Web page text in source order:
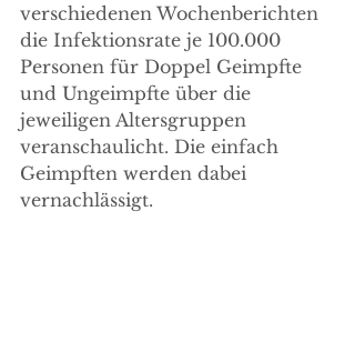
verschiedenen Wochenberichten
die Infektionsrate je 100.000
Personen für Doppel Geimpfte
und Ungeimpfte über die
jeweiligen Altersgruppen
veranschaulicht. Die einfach
Geimpften werden dabei
vernachlässigt.